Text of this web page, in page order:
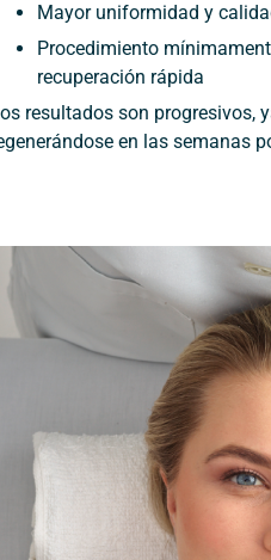
Mayor uniformidad y
Procedimiento
recuperación rápida
resultados son progresivos,
en las semanas